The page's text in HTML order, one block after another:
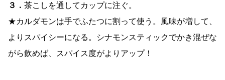
３． 茶こしを通してカップに注ぐ。
★カルダモンは手でふたつに割って使う。風味が増して、
よりスパイシーになる。シナモンスティックでかき混ぜな
がら飲めば、スパイス度がよりアップ！